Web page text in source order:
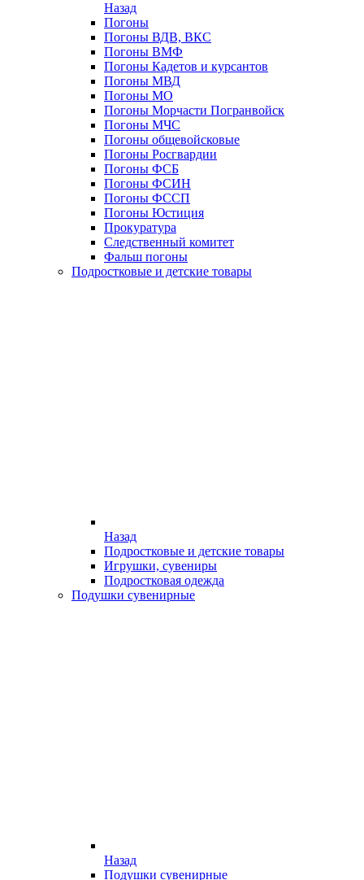
Назад
Погоны
Погоны ВДВ, ВКС
Погоны ВМФ
Погоны Кадетов и курсантов
Погоны МВД
Погоны МО
Погоны Морчасти Погранвойск
Погоны МЧС
Погоны общевойсковые
Погоны Росгвардии
Погоны ФСБ
Погоны ФСИН
Погоны ФССП
Погоны Юстиция
Прокуратура
Следственный комитет
Фальш погоны
Подростковые и детские товары
Назад
Подростковые и детские товары
Игрушки, сувениры
Подростковая одежда
Подушки сувенирные
Назад
Подушки сувенирные